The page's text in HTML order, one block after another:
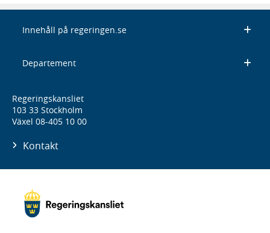
Innehåll på regeringen.se
Departement
Regeringskansliet
103 33 Stockholm
Växel 08-405 10 00
Kontakt